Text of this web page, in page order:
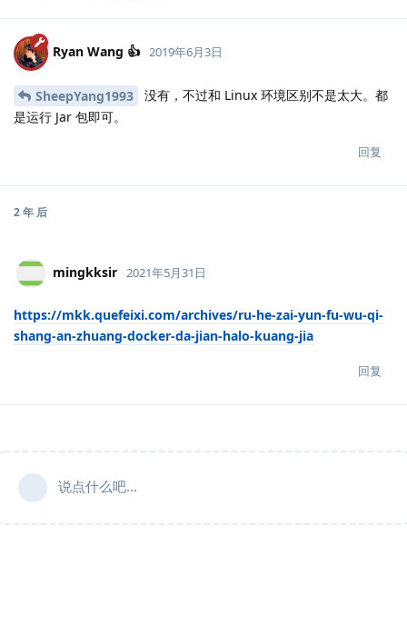
Ryan Wang 👍 2019年6月3日
SheepYang1993
没有，不过和 Linux 环境区别不是太大。都
是运行 Jar 包即可。
回复
2 年 后
mingkksir 2021年5月31日
https://mkk.quefeixi.com/archives/ru-he-zai-yun-fu-wu-qi-
shang-an-zhuang-docker-da-jian-halo-kuang-jia
回复
说点什么吧...